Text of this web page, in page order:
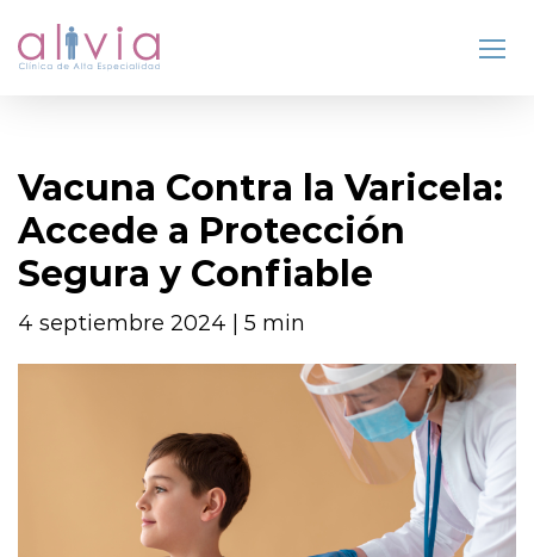
Vacuna Contra la Varicela:
Accede a Protección
Segura y Confiable
4 septiembre 2024 | 5 min